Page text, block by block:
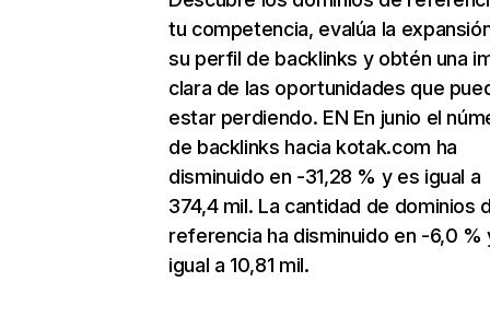
tu competencia, evalúa la
su perfil de backlinks y obtén una
clara de las oportunidades que
estar perdiendo. EN En junio el
de backlinks hacia kotak.com ha
disminuido en -31,28 % y es igual a
374,4 mil. La cantidad de dominios
referencia ha disminuido en -6,0 %
igual a 10,81 mil.